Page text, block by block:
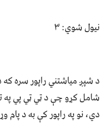
نیول شوي: ۳
د شپږ مياشتني راپور سره
شامل کړو چې د ټي ټي پي په
دي، نو په راپور کې به د پام